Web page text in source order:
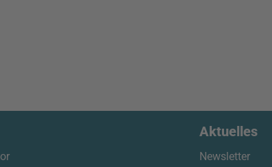
Aktuelles
Newsletter